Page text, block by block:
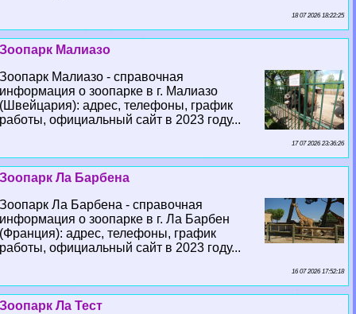
18 07 2026 18:22:25
Зоопарк Малиазо
Зоопарк Малиазо - справочная
информация о зоопарке в г. Малиазо
(Швейцария): адрес, телефоны, график
работы, официальный сайт в 2023 году...
17 07 2026 23:36:26
Зоопарк Ла Барбена
Зоопарк Ла Барбена - справочная
информация о зоопарке в г. Ла Барбен
(Франция): адрес, телефоны, график
работы, официальный сайт в 2023 году...
16 07 2026 17:52:18
Зоопарк Ла Тест